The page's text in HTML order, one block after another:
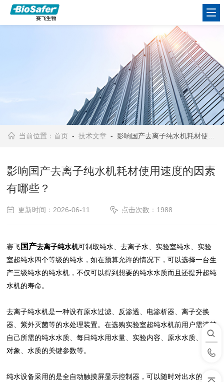
当前位置：首页 -技术文章 - 影响国产去离子纯水机耗材使用速度的因素有哪些？
影响国产去离子纯水机耗材使用速度的因素
有哪些？
更新时间：2026-06-11 点击次数：1988
赛飞国产去离子纯水机可制取纯水、去离子水、实验室纯水、实验
室超纯水四个等级的纯水，如在预算允许的情况下，可以选择一台生
产三级纯水的纯水机，不仅可以得到想要的纯水水质而且还提升超纯
水机的寿命。
去离子纯水机是一种设有原水过滤、反渗透、电渗析器、离子交换
器、紫外灭菌等的水处理装置。在选购实验室超纯水机前用户需清楚
自己所需的纯水水质、每日纯水用水量、实验内容、原水水质、用水
对象、水质的关键参数等。
纯水设备采用的是全自动触摸屏显示控制器，可以随时对出水的水质